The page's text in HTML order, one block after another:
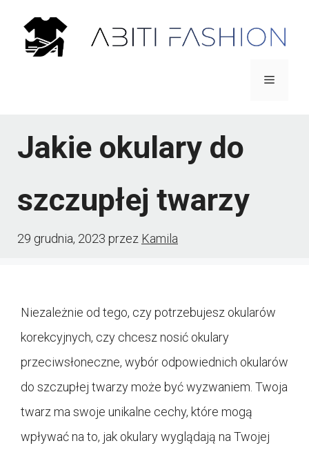
Menu
Jakie okulary do
szczupłej twarzy
29 grudnia, 2023 przez Kamila
Niezależnie od tego, czy potrzebujesz okularów
korekcyjnych, czy chcesz nosić okulary
przeciwsłoneczne, wybór odpowiednich okularów
do szczupłej twarzy może być wyzwaniem. Twoja
twarz ma swoje unikalne cechy, które mogą
wpływać na to, jak okulary wyglądają na Twojej